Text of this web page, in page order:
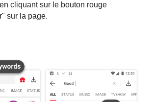
cliquant sur le bouton rouge
sur la page.